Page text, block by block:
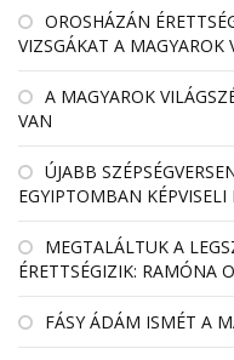
OROSHÁZÁN
VIZSGÁKAT A MAGYAROK
A MAGYAROK
VAN
ÚJABB
EGYIPTOMBAN
MEGTALÁLTUK A
ÉRETTSÉGIZIK: RAMÓNA
FÁSY ÁDÁM ISMÉT A